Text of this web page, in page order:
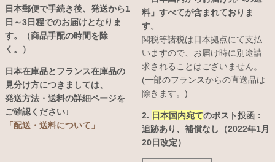
日本郵便で手続き後、発送から1
日～3日程でのお届けとなりま
す。（商品手配の時間を除
く。）
日本在庫品とフランス在庫品の
見分け方につきましては、
発送方法・送料の詳細ページを
ご確認ください↓
「配送・送料について」
料」すべてが含まれておりま
す。
関税等諸税は日本拠点にて支払
いますので、お届け時に別途請
求されることはございません。
(一部のフランスからの直送品は
除きます。)
2. 日本国内宛てのポスト投函：
追跡あり、補償なし（2022年1月
20日改定）